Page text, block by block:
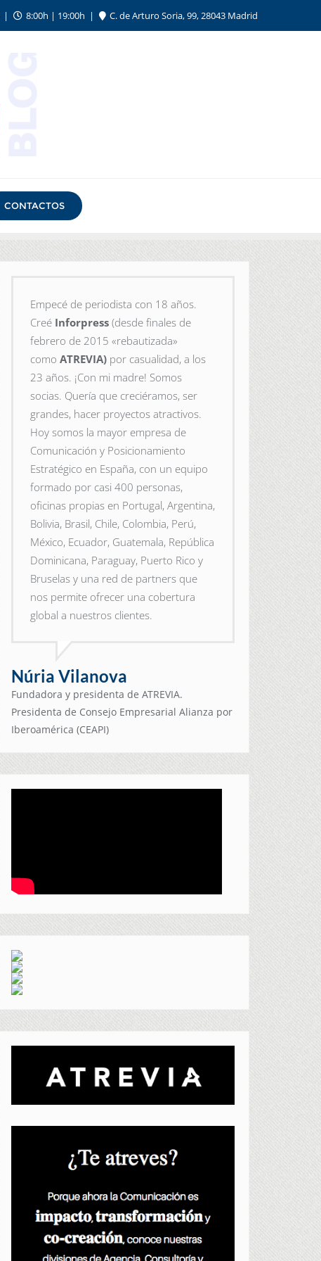
8:00h | 19:00h C. de Arturo Soria, 99, 28043 Madrid
CONTACTOS
Empecé de periodista con 18 años.
Creé Inforpress (desde finales de
febrero de 2015 «rebautizada»
como ATREVIA) por casualidad, a los
23 años. ¡Con mi madre! Somos
socias. Quería que creciéramos, ser
grandes, hacer proyectos atractivos.
Hoy somos la mayor empresa de
Comunicación y Posicionamiento
Estratégico en España, con un equipo
formado por casi 400 personas,
oficinas propias en Portugal, Argentina,
Bolivia, Brasil, Chile, Colombia, Perú,
México, Ecuador, Guatemala, República
Dominicana, Paraguay, Puerto Rico y
Bruselas y una red de partners que
nos permite ofrecer una cobertura
global a nuestros clientes.
Núria Vilanova
Fundadora y presidenta de ATREVIA.
Presidenta de Consejo Empresarial Alianza por
Iberoamérica (CEAPI)